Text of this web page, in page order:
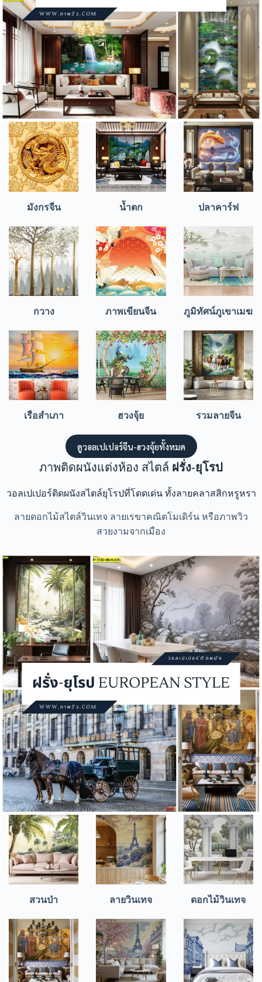
มังกรจีน น้ำตก ปลาคาร์ฟ
กวาง ภาพเขียนจีน ภูมิทัศน์ภูเขาเมฆ
เรือสำเภา ฮวงจุ้ย รวมลายจีน
ดูวอลเปเปอร์จีน-ฮวงจุ้ยทั้งหมด
ภาพติดผนังแต่งห้อง สไตล์ ฝรั่ง-ยุโรป
วอลเปเปอร์ติดผนังสไตล์ยุโรปที่โดดเด่น ทั้งลายคลาสสิกหรูหรา
ลายดอกไม้สไตล์วินเทจ ลายเรขาคณิตโมเดิร์น หรือภาพวิว
สวยงามจากเมือง
สวนป่า ลายวินเทจ ดอกไม้วินเทจ